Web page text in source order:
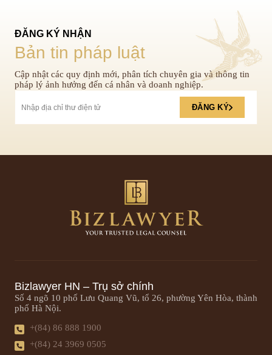
ĐĂNG KÝ NHẬN
Bản tin pháp luật
Cập nhật các quy định mới, phân tích chuyên gia và thông tin
pháp lý ảnh hưởng đến cá nhân và doanh nghiệp.
ĐĂNG KÝ
Bizlawyer HN – Trụ sở chính
Số 4 ngõ 10 phố Lưu Quang Vũ, tổ 26, phường Yên Hòa, thành
phố Hà Nội.
+(84) 86 888 1900
+(84) 24 3969 0505